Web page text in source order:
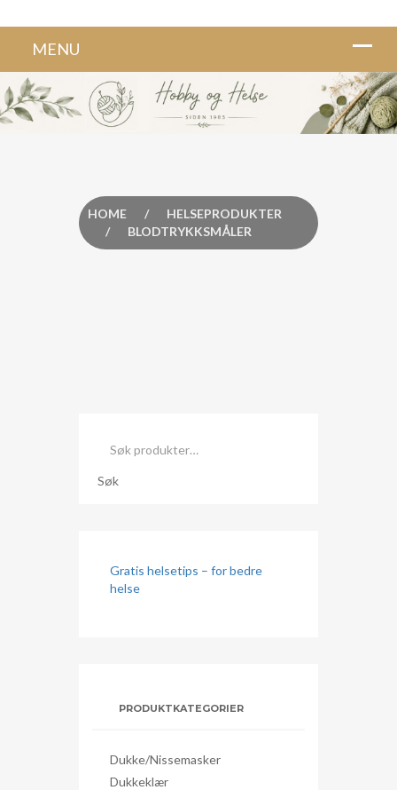
HOME /
HELSEPRODUKTER
/
BLODTRYKKSMÅLER
etter:
Søk
Gratis helsetips – for bedre
helse
PRODUKTKATEGORIER
Dukke/nissemasker
Dukkeklær